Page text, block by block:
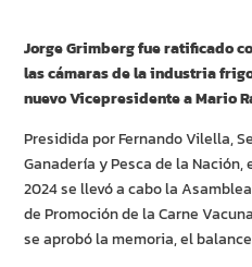
Jorge Grimberg fue ratificado
las cámaras de la industria
nuevo Vicepresidente a Mario
Presidida por Fernando Vilella,
Ganadería y Pesca de la
2024 se llevó a cabo la
de Promoción de la Carne
se aprobó la memoria, el